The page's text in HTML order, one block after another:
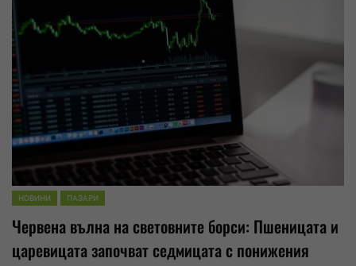
НОВИНИ ПАЗАРИ
Червена вълна на световните борси: Пшеницата и
царевицата започват седмицата с понижения